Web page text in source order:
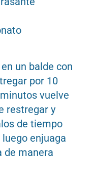
un balde con
por 10
vuelve
restregar y
de tiempo
enjuaga
de manera